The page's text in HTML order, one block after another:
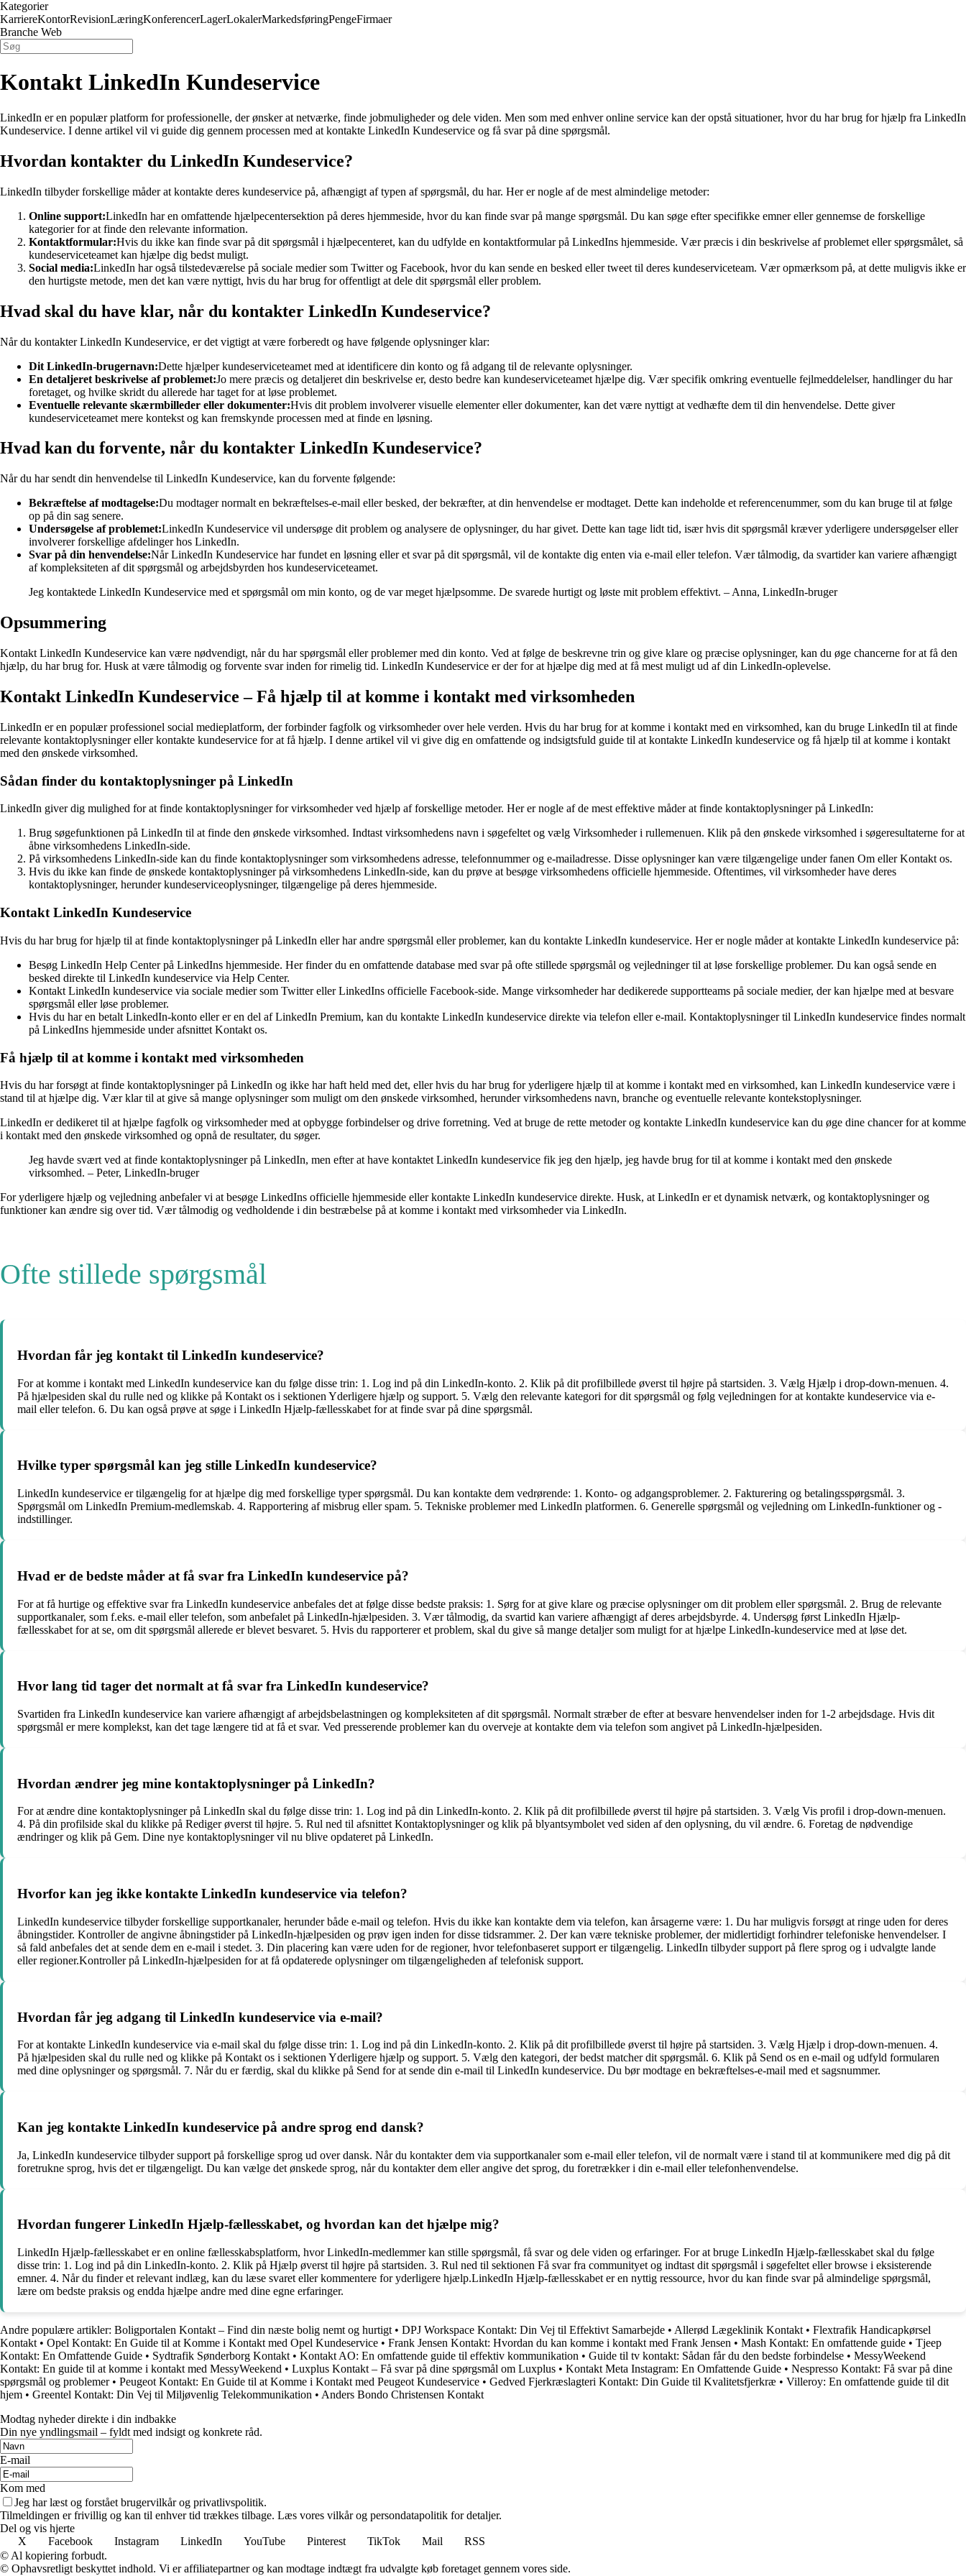
Kategorier
KarriereKontorRevisionLæringKonferencerLagerLokalerMarkedsføringPengeFirmaer
Branche Web
Kontakt LinkedIn Kundeservice
LinkedIn er en populær platform for professionelle, der ønsker at netværke, finde jobmuligheder og dele viden. Men som med enhver online service kan der opstå situationer, hvor du har brug for hjælp fra LinkedIn
Kundeservice. I denne artikel vil vi guide dig gennem processen med at kontakte LinkedIn Kundeservice og få svar på dine spørgsmål.
Hvordan kontakter du LinkedIn Kundeservice?
LinkedIn tilbyder forskellige måder at kontakte deres kundeservice på, afhængigt af typen af ​​spørgsmål, du har. Her er nogle af de mest almindelige metoder:
Online support:LinkedIn har en omfattende hjælpecentersektion på deres hjemmeside, hvor du kan finde svar på mange spørgsmål. Du kan søge efter specifikke emner eller gennemse de forskellige
kategorier for at finde den relevante information.
Kontaktformular:Hvis du ikke kan finde svar på dit spørgsmål i hjælpecenteret, kan du udfylde en kontaktformular på LinkedIns hjemmeside. Vær præcis i din beskrivelse af problemet eller spørgsmålet, så
kundeserviceteamet kan hjælpe dig bedst muligt.
Social media:LinkedIn har også tilstedeværelse på sociale medier som Twitter og Facebook, hvor du kan sende en besked eller tweet til deres kundeserviceteam. Vær opmærksom på, at dette muligvis ikke er
den hurtigste metode, men det kan være nyttigt, hvis du har brug for offentligt at dele dit spørgsmål eller problem.
Hvad skal du have klar, når du kontakter LinkedIn Kundeservice?
Når du kontakter LinkedIn Kundeservice, er det vigtigt at være forberedt og have følgende oplysninger klar:
Dit LinkedIn-brugernavn:Dette hjælper kundeserviceteamet med at identificere din konto og få adgang til de relevante oplysninger.
En detaljeret beskrivelse af problemet:Jo mere præcis og detaljeret din beskrivelse er, desto bedre kan kundeserviceteamet hjælpe dig. Vær specifik omkring eventuelle fejlmeddelelser, handlinger du har
foretaget, og hvilke skridt du allerede har taget for at løse problemet.
Eventuelle relevante skærmbilleder eller dokumenter:Hvis dit problem involverer visuelle elementer eller dokumenter, kan det være nyttigt at vedhæfte dem til din henvendelse. Dette giver
kundeserviceteamet mere kontekst og kan fremskynde processen med at finde en løsning.
Hvad kan du forvente, når du kontakter LinkedIn Kundeservice?
Når du har sendt din henvendelse til LinkedIn Kundeservice, kan du forvente følgende:
Bekræftelse af modtagelse:Du modtager normalt en bekræftelses-e-mail eller besked, der bekræfter, at din henvendelse er modtaget. Dette kan indeholde et referencenummer, som du kan bruge til at følge
op på din sag senere.
Undersøgelse af problemet:LinkedIn Kundeservice vil undersøge dit problem og analysere de oplysninger, du har givet. Dette kan tage lidt tid, især hvis dit spørgsmål kræver yderligere undersøgelser eller
involverer forskellige afdelinger hos LinkedIn.
Svar på din henvendelse:Når LinkedIn Kundeservice har fundet en løsning eller et svar på dit spørgsmål, vil de kontakte dig enten via e-mail eller telefon. Vær tålmodig, da svartider kan variere afhængigt
af kompleksiteten af ​​dit spørgsmål og arbejdsbyrden hos kundeserviceteamet.
Jeg kontaktede LinkedIn Kundeservice med et spørgsmål om min konto, og de var meget hjælpsomme. De svarede hurtigt og løste mit problem effektivt. – Anna, LinkedIn-bruger
Opsummering
Kontakt LinkedIn Kundeservice kan være nødvendigt, når du har spørgsmål eller problemer med din konto. Ved at følge de beskrevne trin og give klare og præcise oplysninger, kan du øge chancerne for at få den
hjælp, du har brug for. Husk at være tålmodig og forvente svar inden for rimelig tid. LinkedIn Kundeservice er der for at hjælpe dig med at få mest muligt ud af din LinkedIn-oplevelse.
Kontakt LinkedIn Kundeservice – Få hjælp til at komme i kontakt med virksomheden
LinkedIn er en populær professionel social medieplatform, der forbinder fagfolk og virksomheder over hele verden. Hvis du har brug for at komme i kontakt med en virksomhed, kan du bruge LinkedIn til at finde
relevante kontaktoplysninger eller kontakte kundeservice for at få hjælp. I denne artikel vil vi give dig en omfattende og indsigtsfuld guide til at kontakte LinkedIn kundeservice og få hjælp til at komme i kontakt
med den ønskede virksomhed.
Sådan finder du kontaktoplysninger på LinkedIn
LinkedIn giver dig mulighed for at finde kontaktoplysninger for virksomheder ved hjælp af forskellige metoder. Her er nogle af de mest effektive måder at finde kontaktoplysninger på LinkedIn:
Brug søgefunktionen på LinkedIn til at finde den ønskede virksomhed. Indtast virksomhedens navn i søgefeltet og vælg Virksomheder i rullemenuen. Klik på den ønskede virksomhed i søgeresultaterne for at
åbne virksomhedens LinkedIn-side.
På virksomhedens LinkedIn-side kan du finde kontaktoplysninger som virksomhedens adresse, telefonnummer og e-mailadresse. Disse oplysninger kan være tilgængelige under fanen Om eller Kontakt os.
Hvis du ikke kan finde de ønskede kontaktoplysninger på virksomhedens LinkedIn-side, kan du prøve at besøge virksomhedens officielle hjemmeside. Oftentimes, vil virksomheder have deres
kontaktoplysninger, herunder kundeserviceoplysninger, tilgængelige på deres hjemmeside.
Kontakt LinkedIn Kundeservice
Hvis du har brug for hjælp til at finde kontaktoplysninger på LinkedIn eller har andre spørgsmål eller problemer, kan du kontakte LinkedIn kundeservice. Her er nogle måder at kontakte LinkedIn kundeservice på:
Besøg LinkedIn Help Center på LinkedIns hjemmeside. Her finder du en omfattende database med svar på ofte stillede spørgsmål og vejledninger til at løse forskellige problemer. Du kan også sende en
besked direkte til LinkedIn kundeservice via Help Center.
Kontakt LinkedIn kundeservice via sociale medier som Twitter eller LinkedIns officielle Facebook-side. Mange virksomheder har dedikerede supportteams på sociale medier, der kan hjælpe med at besvare
spørgsmål eller løse problemer.
Hvis du har en betalt LinkedIn-konto eller er en del af LinkedIn Premium, kan du kontakte LinkedIn kundeservice direkte via telefon eller e-mail. Kontaktoplysninger til LinkedIn kundeservice findes normalt
på LinkedIns hjemmeside under afsnittet Kontakt os.
Få hjælp til at komme i kontakt med virksomheden
Hvis du har forsøgt at finde kontaktoplysninger på LinkedIn og ikke har haft held med det, eller hvis du har brug for yderligere hjælp til at komme i kontakt med en virksomhed, kan LinkedIn kundeservice være i
stand til at hjælpe dig. Vær klar til at give så mange oplysninger som muligt om den ønskede virksomhed, herunder virksomhedens navn, branche og eventuelle relevante kontekstoplysninger.
LinkedIn er dedikeret til at hjælpe fagfolk og virksomheder med at opbygge forbindelser og drive forretning. Ved at bruge de rette metoder og kontakte LinkedIn kundeservice kan du øge dine chancer for at komme
i kontakt med den ønskede virksomhed og opnå de resultater, du søger.
Jeg havde svært ved at finde kontaktoplysninger på LinkedIn, men efter at have kontaktet LinkedIn kundeservice fik jeg den hjælp, jeg havde brug for til at komme i kontakt med den ønskede
virksomhed. – Peter, LinkedIn-bruger
For yderligere hjælp og vejledning anbefaler vi at besøge LinkedIns officielle hjemmeside eller kontakte LinkedIn kundeservice direkte. Husk, at LinkedIn er et dynamisk netværk, og kontaktoplysninger og
funktioner kan ændre sig over tid. Vær tålmodig og vedholdende i din bestræbelse på at komme i kontakt med virksomheder via LinkedIn.
Ofte stillede spørgsmål
Hvordan får jeg kontakt til LinkedIn kundeservice?
For at komme i kontakt med LinkedIn kundeservice kan du følge disse trin: 1. Log ind på din LinkedIn-konto. 2. Klik på dit profilbillede øverst til højre på startsiden. 3. Vælg Hjælp i drop-down-menuen. 4.
På hjælpesiden skal du rulle ned og klikke på Kontakt os i sektionen Yderligere hjælp og support. 5. Vælg den relevante kategori for dit spørgsmål og følg vejledningen for at kontakte kundeservice via e-
mail eller telefon. 6. Du kan også prøve at søge i LinkedIn Hjælp-fællesskabet for at finde svar på dine spørgsmål.
Hvilke typer spørgsmål kan jeg stille LinkedIn kundeservice?
LinkedIn kundeservice er tilgængelig for at hjælpe dig med forskellige typer spørgsmål. Du kan kontakte dem vedrørende: 1. Konto- og adgangsproblemer. 2. Fakturering og betalingsspørgsmål. 3.
Spørgsmål om LinkedIn Premium-medlemskab. 4. Rapportering af misbrug eller spam. 5. Tekniske problemer med LinkedIn platformen. 6. Generelle spørgsmål og vejledning om LinkedIn-funktioner og -
indstillinger.
Hvad er de bedste måder at få svar fra LinkedIn kundeservice på?
For at få hurtige og effektive svar fra LinkedIn kundeservice anbefales det at følge disse bedste praksis: 1. Sørg for at give klare og præcise oplysninger om dit problem eller spørgsmål. 2. Brug de relevante
supportkanaler, som f.eks. e-mail eller telefon, som anbefalet på LinkedIn-hjælpesiden. 3. Vær tålmodig, da svartid kan variere afhængigt af deres arbejdsbyrde. 4. Undersøg først LinkedIn Hjælp-
fællesskabet for at se, om dit spørgsmål allerede er blevet besvaret. 5. Hvis du rapporterer et problem, skal du give så mange detaljer som muligt for at hjælpe LinkedIn-kundeservice med at løse det.
Hvor lang tid tager det normalt at få svar fra LinkedIn kundeservice?
Svartiden fra LinkedIn kundeservice kan variere afhængigt af arbejdsbelastningen og kompleksiteten af dit spørgsmål. Normalt stræber de efter at besvare henvendelser inden for 1-2 arbejdsdage. Hvis dit
spørgsmål er mere komplekst, kan det tage længere tid at få et svar. Ved presserende problemer kan du overveje at kontakte dem via telefon som angivet på LinkedIn-hjælpesiden.
Hvordan ændrer jeg mine kontaktoplysninger på LinkedIn?
For at ændre dine kontaktoplysninger på LinkedIn skal du følge disse trin: 1. Log ind på din LinkedIn-konto. 2. Klik på dit profilbillede øverst til højre på startsiden. 3. Vælg Vis profil i drop-down-menuen.
4. På din profilside skal du klikke på Rediger øverst til højre. 5. Rul ned til afsnittet Kontaktoplysninger og klik på blyantsymbolet ved siden af den oplysning, du vil ændre. 6. Foretag de nødvendige
ændringer og klik på Gem. Dine nye kontaktoplysninger vil nu blive opdateret på LinkedIn.
Hvorfor kan jeg ikke kontakte LinkedIn kundeservice via telefon?
LinkedIn kundeservice tilbyder forskellige supportkanaler, herunder både e-mail og telefon. Hvis du ikke kan kontakte dem via telefon, kan årsagerne være: 1. Du har muligvis forsøgt at ringe uden for deres
åbningstider. Kontroller de angivne åbningstider på LinkedIn-hjælpesiden og prøv igen inden for disse tidsrammer. 2. Der kan være tekniske problemer, der midlertidigt forhindrer telefoniske henvendelser. I
så fald anbefales det at sende dem en e-mail i stedet. 3. Din placering kan være uden for de regioner, hvor telefonbaseret support er tilgængelig. LinkedIn tilbyder support på flere sprog og i udvalgte lande
eller regioner.Kontroller på LinkedIn-hjælpesiden for at få opdaterede oplysninger om tilgængeligheden af telefonisk support.
Hvordan får jeg adgang til LinkedIn kundeservice via e-mail?
For at kontakte LinkedIn kundeservice via e-mail skal du følge disse trin: 1. Log ind på din LinkedIn-konto. 2. Klik på dit profilbillede øverst til højre på startsiden. 3. Vælg Hjælp i drop-down-menuen. 4.
På hjælpesiden skal du rulle ned og klikke på Kontakt os i sektionen Yderligere hjælp og support. 5. Vælg den kategori, der bedst matcher dit spørgsmål. 6. Klik på Send os en e-mail og udfyld formularen
med dine oplysninger og spørgsmål. 7. Når du er færdig, skal du klikke på Send for at sende din e-mail til LinkedIn kundeservice. Du bør modtage en bekræftelses-e-mail med et sagsnummer.
Kan jeg kontakte LinkedIn kundeservice på andre sprog end dansk?
Ja, LinkedIn kundeservice tilbyder support på forskellige sprog ud over dansk. Når du kontakter dem via supportkanaler som e-mail eller telefon, vil de normalt være i stand til at kommunikere med dig på dit
foretrukne sprog, hvis det er tilgængeligt. Du kan vælge det ønskede sprog, når du kontakter dem eller angive det sprog, du foretrækker i din e-mail eller telefonhenvendelse.
Hvordan fungerer LinkedIn Hjælp-fællesskabet, og hvordan kan det hjælpe mig?
LinkedIn Hjælp-fællesskabet er en online fællesskabsplatform, hvor LinkedIn-medlemmer kan stille spørgsmål, få svar og dele viden og erfaringer. For at bruge LinkedIn Hjælp-fællesskabet skal du følge
disse trin: 1. Log ind på din LinkedIn-konto. 2. Klik på Hjælp øverst til højre på startsiden. 3. Rul ned til sektionen Få svar fra communityet og indtast dit spørgsmål i søgefeltet eller browse i eksisterende
emner. 4. Når du finder et relevant indlæg, kan du læse svaret eller kommentere for yderligere hjælp.LinkedIn Hjælp-fællesskabet er en nyttig ressource, hvor du kan finde svar på almindelige spørgsmål,
lære om bedste praksis og endda hjælpe andre med dine egne erfaringer.
Andre populære artikler: Boligportalen Kontakt – Find din næste bolig nemt og hurtigt • DPJ Workspace Kontakt: Din Vej til Effektivt Samarbejde • Allerød Lægeklinik Kontakt • Flextrafik Handicapkørsel
Kontakt • Opel Kontakt: En Guide til at Komme i Kontakt med Opel Kundeservice • Frank Jensen Kontakt: Hvordan du kan komme i kontakt med Frank Jensen • Mash Kontakt: En omfattende guide • Tjeep
Kontakt: En Omfattende Guide • Sydtrafik Sønderborg Kontakt • Kontakt AO: En omfattende guide til effektiv kommunikation • Guide til tv kontakt: Sådan får du den bedste forbindelse • MessyWeekend
Kontakt: En guide til at komme i kontakt med MessyWeekend • Luxplus Kontakt – Få svar på dine spørgsmål om Luxplus • Kontakt Meta Instagram: En Omfattende Guide • Nespresso Kontakt: Få svar på dine
spørgsmål og problemer• Peugeot Kontakt: En Guide til at Komme i Kontakt med Peugeot Kundeservice • Gedved Fjerkræslagteri Kontakt: Din Guide til Kvalitetsfjerkræ • Villeroy: En omfattende guide til dit
hjem • Greentel Kontakt: Din Vej til Miljøvenlig Telekommunikation • Anders Bondo Christensen Kontakt
Modtag nyheder direkte i din indbakke
Din nye yndlingsmail – fyldt med indsigt og konkrete råd.
E-mail
Kom med
Jeg har læst og forstået brugervilkår og privatlivspolitik.
Tilmeldingen er frivillig og kan til enhver tid trækkes tilbage. Læs vores vilkår og persondatapolitik for detaljer.
Del og vis hjerte
X
Facebook Instagram LinkedIn YouTube Pinterest TikTok Mail
RSS
© Al kopiering forbudt.
© Ophavsretligt beskyttet indhold. Vi er affiliatepartner og kan modtage indtægt fra udvalgte køb foretaget gennem vores side.